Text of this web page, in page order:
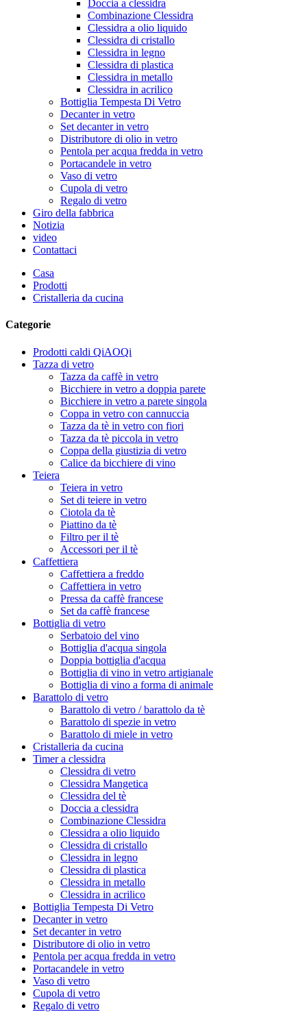
Doccia a clessidra
Combinazione Clessidra
Clessidra a olio liquido
Clessidra di cristallo
Clessidra in legno
Clessidra di plastica
Clessidra in metallo
Clessidra in acrilico
Bottiglia Tempesta Di Vetro
Decanter in vetro
Set decanter in vetro
Distributore di olio in vetro
Pentola per acqua fredda in vetro
Portacandele in vetro
Vaso di vetro
Cupola di vetro
Regalo di vetro
Giro della fabbrica
Notizia
video
Contattaci
Casa
Prodotti
Cristalleria da cucina
Categorie
Prodotti caldi QiAOQi
Tazza di vetro
Tazza da caffè in vetro
Bicchiere in vetro a doppia parete
Bicchiere in vetro a parete singola
Coppa in vetro con cannuccia
Tazza da tè in vetro con fiori
Tazza da tè piccola in vetro
Coppa della giustizia di vetro
Calice da bicchiere di vino
Teiera
Teiera in vetro
Set di teiere in vetro
Ciotola da tè
Piattino da tè
Filtro per il tè
Accessori per il tè
Caffettiera
Caffettiera a freddo
Caffettiera in vetro
Pressa da caffè francese
Set da caffè francese
Bottiglia di vetro
Serbatoio del vino
Bottiglia d'acqua singola
Doppia bottiglia d'acqua
Bottiglia di vino in vetro artigianale
Bottiglia di vino a forma di animale
Barattolo di vetro
Barattolo di vetro / barattolo da tè
Barattolo di spezie in vetro
Barattolo di miele in vetro
Cristalleria da cucina
Timer a clessidra
Clessidra di vetro
Clessidra Mangetica
Clessidra del tè
Doccia a clessidra
Combinazione Clessidra
Clessidra a olio liquido
Clessidra di cristallo
Clessidra in legno
Clessidra di plastica
Clessidra in metallo
Clessidra in acrilico
Bottiglia Tempesta Di Vetro
Decanter in vetro
Set decanter in vetro
Distributore di olio in vetro
Pentola per acqua fredda in vetro
Portacandele in vetro
Vaso di vetro
Cupola di vetro
Regalo di vetro